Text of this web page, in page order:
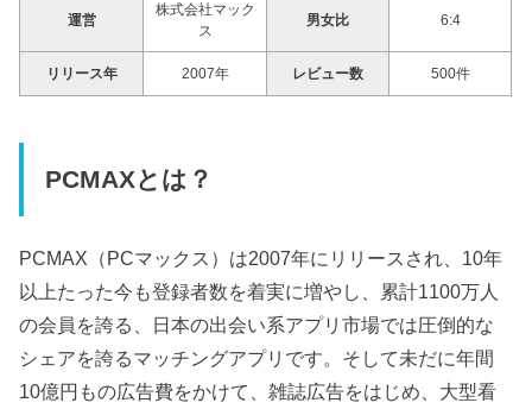
運営
株式会社マック
ス
男女比 6:4
リリース年 2007年 レビュー数 500件
PCMAXとは？
PCMAX（PCマックス）は2007年にリリースされ、10年
以上たった今も登録者数を着実に増やし、累計1100万人
の会員を誇る、日本の出会い系アプリ市場では圧倒的な
シェアを誇るマッチングアプリです。そして未だに年間
10億円もの広告費をかけて、雑誌広告をはじめ、大型看